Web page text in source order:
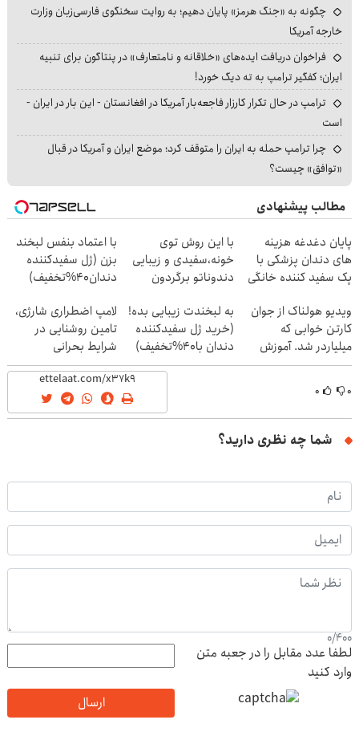
چگونه به «جنگ هرمز» پایان دهیم؛ به روایت سخنگوی فارسی‌زبان وزارت
خارجه آمریکا
فراخوان دریافت ایده‌های «خلاقانه و نامتعارف» در پنتاگون برای تنبیه
ایران؛ کفگیر ترامپ به ته دیگ خورد!
ترامپ در حال تکرار کارزار فاجعه‌بار آمریکا در افغانستان - این بار در ایران -
است
چرا ترامپ حمله به ایران را متوقف کرد؛ موضع ایران و آمریکا در قبال
«توافق» چیست؟
مطالب پیشنهادی
پایان دغدغه هزینه
های دندان پزشکی با
پک سفید کننده خانگی
با این روش توی
خونه،سفیدی و زیبایی
دندوناتو برگردون
با اعتماد بنفس لبخند
بزن (ژل سفیدکننده
دندان40%تخفیف)
ویدیو هولناک از جوان
کارتن خوابی که
میلیاردر شد. آموزش
رایگان
به لبخندت زیبایی بده!
(خرید ژل سفیدکننده
دندان با40%تخفیف)
لامپ اضطراری شارژی،
تامین روشنایی در
شرایط بحرانی
۰ ۰
شما چه نظری دارید؟
0/400
لطفا عدد مقابل را در جعبه متن
وارد کنید
ارسال